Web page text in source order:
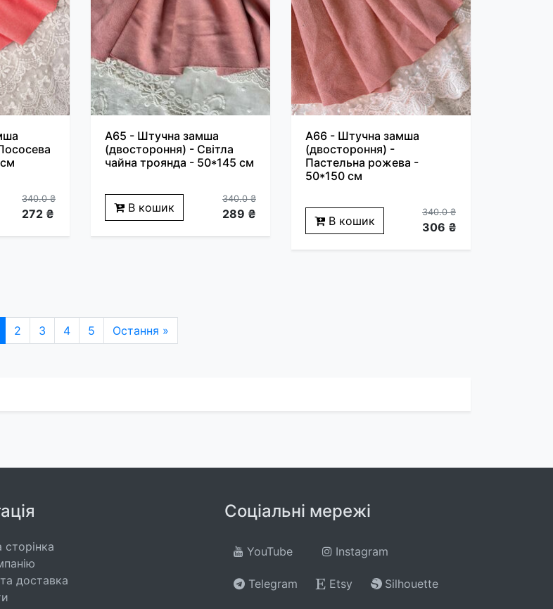
340.0 ₴
272 ₴
A65 - Штучна замша
(двостороння) - Світла
чайна троянда - 50*145 см
В кошик
340.0 ₴
289 ₴
A66 - Штучна замша
(двостороння) -
Пастельна рожева -
50*150 см
В кошик
340.0 ₴
306 ₴
2 3 4 5 Остання »
сторінка
доставка
Соціальні мережі
YouTube Instagram
Telegram Etsy Silhouette